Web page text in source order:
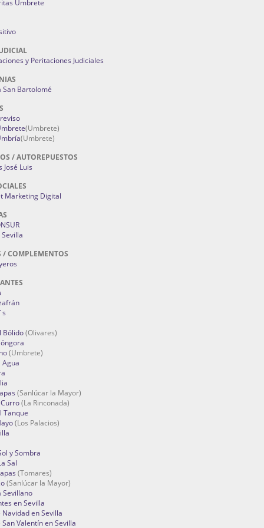
Umbrete
y Peritaciones Judiciales
San Bartolomé
(Umbrete)
(Umbrete)
/ AUTOREPUESTOS
José Luis
Marketing Digital
/ COMPLEMENTOS
Bólido(Olivares)
(Umbrete)
(Sanlúcar la Mayor)
(La Rinconada)
Tanque
(Los Palacios)
y Sombra
Sal
(Tomares)
(Sanlúcar la Mayor)
Sevillano
en Sevilla
Navidad en Sevilla
Valentín en Sevilla